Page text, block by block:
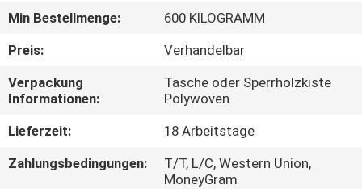
QUALITÄTSKONTROLLE
TRETEN
SIE
MIT
Min Bestellmenge:
600 KILOGRAMM
Preis:
Verhandelbar
Verpackung
Informationen:
Tasche oder Sperrholzkiste
Polywoven
Lieferzeit:
18 Arbeitstage
Zahlungsbedingungen:
T/T, L/C, Western Union,
MoneyGram